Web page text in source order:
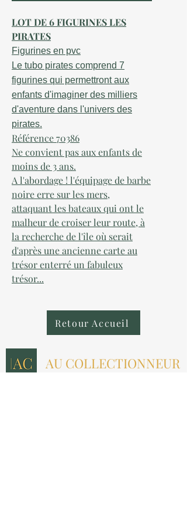
LOT DE 6 FIGURINES LES
PIRATES
Figurines en pvc
Le tubo pirates comprend 7
figurines qui permettront aux
enfants d'imaginer des milliers
d'aventure dans l'univers des
pirates.
Référence 70386
Ne convient pas aux enfants de
moins de 3 ans.
A l'abordage ! l'équipage de barbe
noire erre sur les mers,
attaquant les bateaux qui ont le
malheur de croiser leur route, à
la recherche de l'île où serait
d'après une ancienne carte au
trésor enterré un fabuleux
trésor...
Retour Accueil
AU COLLECTIONNEUR